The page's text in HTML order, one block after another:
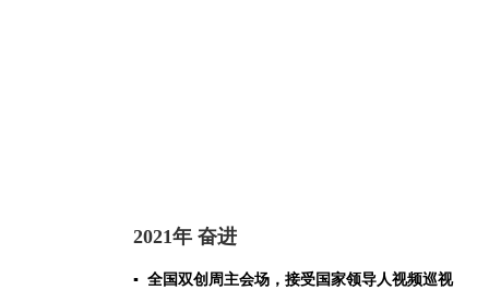
2021年 奋进
▪ 全国双创周主会场，接受国家领导人视频巡视